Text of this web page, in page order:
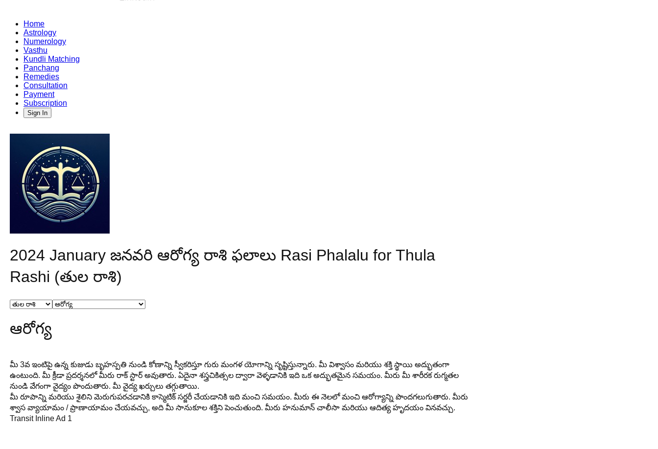
Home
Astrology
Numerology
Vasthu
Kundli Matching
Panchang
Remedies
Consultation
Payment
Subscription
Sign In
2024 January జనవరి ఆరోగ్య రాశి ఫలాలు Rasi Phalalu for Thula
Rashi (తుల రాశి)
ఆరోగ్య
మీ 3వ ఇంటిపై ఉన్న కుజుడు బృహస్పతి నుండి కోణాన్ని స్వీకరిస్తూ గురు మంగళ యోగాన్ని సృష్టిస్తున్నారు. మీ విశ్వాసం మరియు శక్తి స్థాయి అద్భుతంగా
ఉంటుంది. మీ క్రీడా ప్రదర్శనలో మీరు రాక్ స్టార్ అవుతారు. ఏదైనా శస్త్రచికిత్సల ద్వారా వెళ్ళడానికి ఇది ఒక అద్భుతమైన సమయం. మీరు మీ శారీరక రుగ్మతల
నుండి వేగంగా వైద్యం పొందుతారు. మీ వైద్య ఖర్చులు తగ్గుతాయి.
మీ రూపాన్ని మరియు శైలిని మెరుగుపరచడానికి కాస్మెటిక్ సర్జరీ చేయడానికి ఇది మంచి సమయం. మీరు ఈ నెలలో మంచి ఆరోగ్యాన్ని పొందగలుగుతారు. మీరు
శ్వాస వ్యాయామం / ప్రాణాయామం చేయవచ్చు, అది మీ సానుకూల శక్తిని పెంచుతుంది. మీరు హనుమాన్ చాలీసా మరియు ఆదిత్య హృదయం వినవచ్చు.
Transit Inline Ad 1